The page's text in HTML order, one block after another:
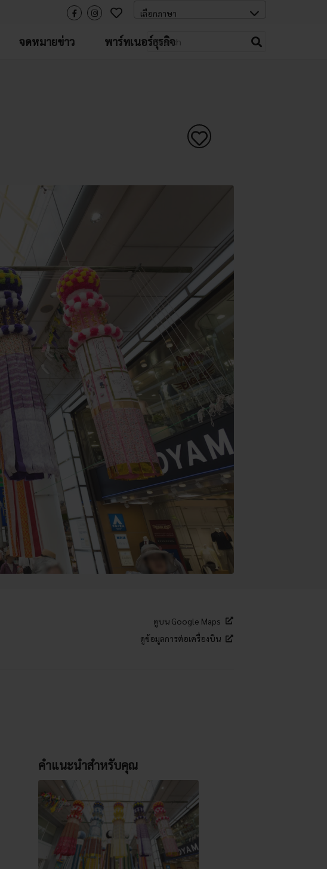
จดหมายข่าว พาร์ทเนอร์ธุรกิจ
ดูบน Google Maps
ดูข้อมูลการต่อเครื่องบิน
คำแนะนำสำหรับคุณ